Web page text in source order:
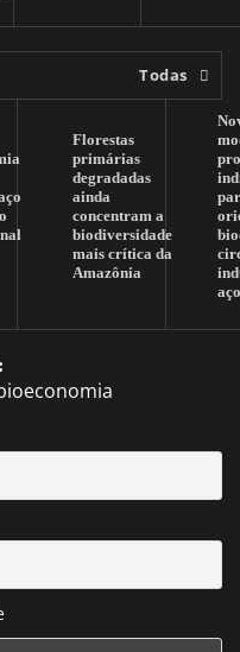
Todas
Florestas
primárias
degradadas
ainda
concentram a
biodiversidade
mais crítica da
Amazônia